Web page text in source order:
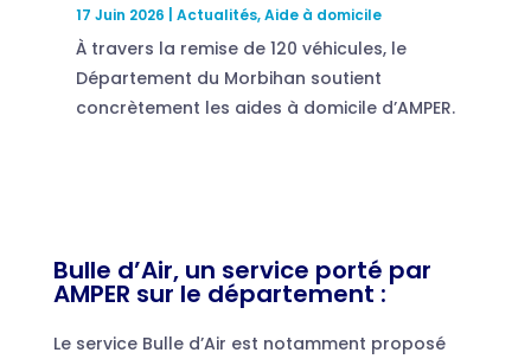
17 Juin 2026 Actualités,Aide à domicile
À travers la remise de 120 véhicules, le
Département du Morbihan soutient
concrètement les aides à domicile d’AMPER.
Bulle d’Air, un service porté par
AMPER sur le département :
Le service Bulle d’Air est notamment proposé